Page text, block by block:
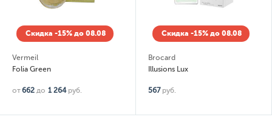
Скидка -15% до 08.08
Vermeil
Folia Green
от662 до 1 264 руб.
Скидка -15% до 08.08
Brocard
Illusions Lux
567 руб.